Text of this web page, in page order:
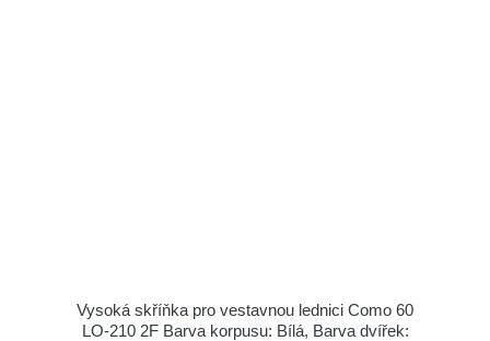
Vysoká skříňka pro vestavnou lednici Como 60
LO-210 2F Barva korpusu: Bílá, Barva dvířek: